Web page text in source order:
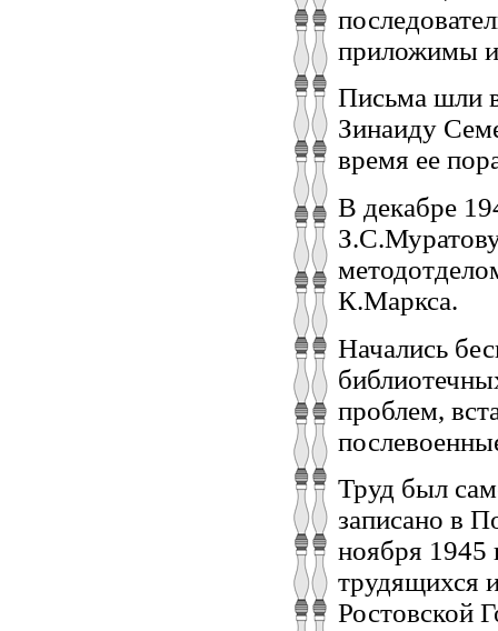
приложимы и
Письма шли
Зинаиду
время ее
В декабре
К.Маркса.
Начались
проблем,
Труд был
записано в
ноября 1945
трудящихся
Ростовской